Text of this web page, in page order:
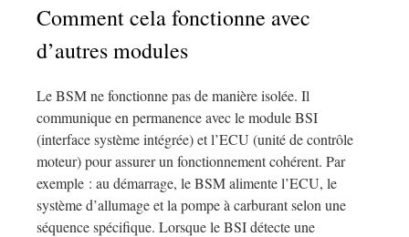
Comment cela fonctionne avec
d’autres modules
Le BSM ne fonctionne pas de manière isolée. Il
communique en permanence avec le module BSI
(interface système intégrée) et l’ECU (unité de contrôle
moteur) pour assurer un fonctionnement cohérent. Par
exemple : au démarrage, le BSM alimente l’ECU, le
système d’allumage et la pompe à carburant selon une
séquence spécifique. Lorsque le BSI détecte une